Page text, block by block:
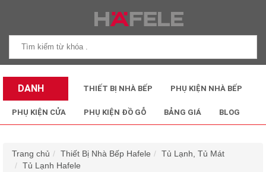
DANH
MỤC SẢN
THIẾT BỊ NHÀ BẾP PHỤ KIỆN NHÀ BẾP
PHỤ KIỆN CỬA PHỤ KIỆN ĐỒ GỖ BẢNG GIÁ BLOG
Trang chủ Thiết Bị Nhà Bếp Hafele
Tủ Lạnh, Tủ Mát
Tủ Lạnh Hafele